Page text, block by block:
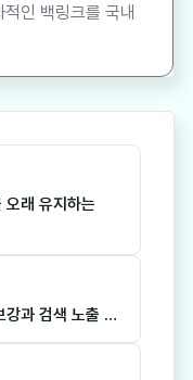
인 백링크를 국내
오래 유지하는
강과 검색 노출 …